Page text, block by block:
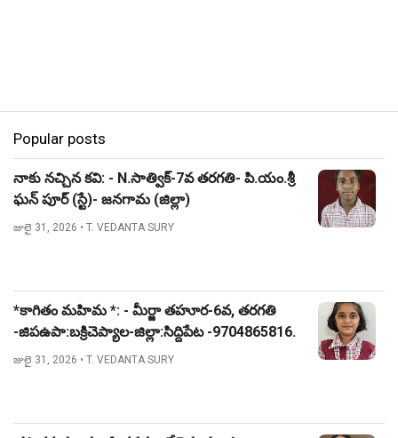
Popular posts
నాకు నచ్చిన కవి: - N.సాత్విక్-7వ తరగతి- పి.యం.శ్రీ
ఘన్ పూర్ (స్టే)- జనగామ (జిల్లా)
జులై 31, 2026 • T. VEDANTA SURY
*కాగితం మహిమ *: - మీర్జా తహూర-6వ, తరగతి
-జిపఉపా:బక్రిచెప్యాల-జిల్లా:సిద్దిపేట -9704865816.
జులై 31, 2026 • T. VEDANTA SURY